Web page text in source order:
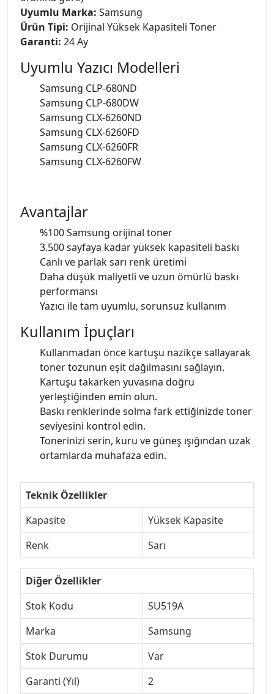
Uyumlu Marka: Samsung
Ürün Tipi: Orijinal Yüksek Kapasiteli Toner
Garanti: 24 Ay
Uyumlu Yazıcı Modelleri
Samsung CLP-680ND
Samsung CLP-680DW
Samsung CLX-6260ND
Samsung CLX-6260FD
Samsung CLX-6260FR
Samsung CLX-6260FW
Avantajlar
%100 Samsung orijinal toner
3.500 sayfaya kadar yüksek kapasiteli baskı
Canlı ve parlak sarı renk üretimi
Daha düşük maliyetli ve uzun ömürlü baskı
performansı
Yazıcı ile tam uyumlu, sorunsuz kullanım
Kullanım İpuçları
Kullanmadan önce kartuşu nazikçe sallayarak
toner tozunun eşit dağılmasını sağlayın.
Kartuşu takarken yuvasına doğru
yerleştiğinden emin olun.
Baskı renklerinde solma fark ettiğinizde toner
seviyesini kontrol edin.
Tonerinizi serin, kuru ve güneş ışığından uzak
ortamlarda muhafaza edin.
Teknik Özellikler
Kapasite
Yüksek Kapasite
Renk
Sarı
Diğer Özellikler
Stok Kodu
SU519A
Marka
Samsung
Stok Durumu
Var
Garanti (Yıl)
2